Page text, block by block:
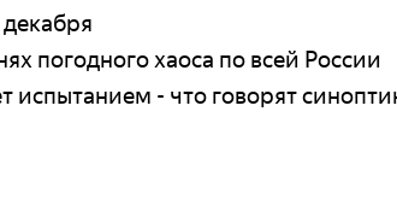
погодного хаоса по всей России
испытанием - что говорят